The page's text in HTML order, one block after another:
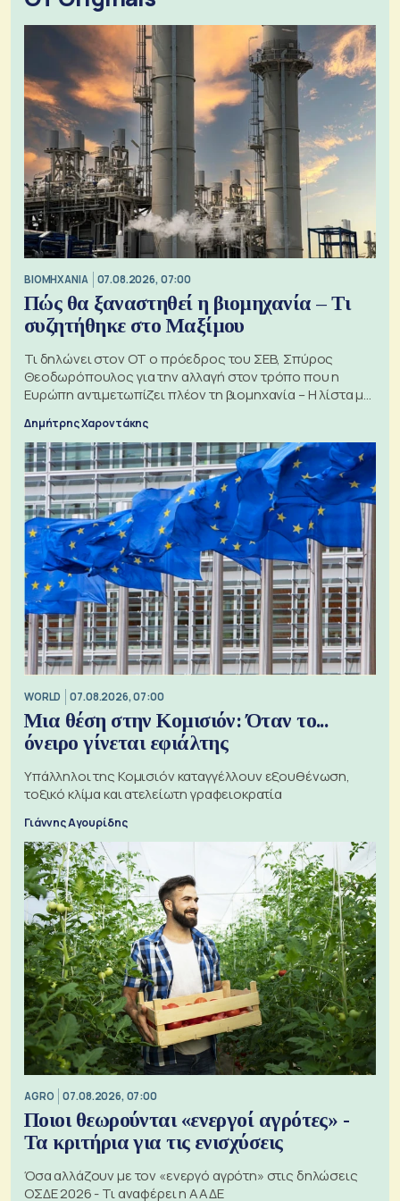
ΒΙΟΜΗΧΑΝΙΑ 07.08.2026, 07:00
Πώς θα ξαναστηθεί η βιομηχανία – Τι
συζητήθηκε στο Μαξίμου
Τι δηλώνει στον ΟΤ ο πρόεδρος του ΣΕΒ, Σπύρος
Θεοδωρόπουλος για την αλλαγή στον τρόπο που η
Ευρώπη αντιμετωπίζει πλέον τη βιομηχανία – Η λίστα με
Δημήτρης Χαροντάκης
WORLD 07.08.2026, 07:00
Μια θέση στην Κομισιόν: Όταν το...
όνειρο γίνεται εφιάλτης
Υπάλληλοι της Κομισιόν καταγγέλλουν εξουθένωση,
τοξικό κλίμα και ατελείωτη γραφειοκρατία
Γιάννης Αγουρίδης
AGRO 07.08.2026, 07:00
Ποιοι θεωρούνται «ενεργοί αγρότες» -
Τα κριτήρια για τις ενισχύσεις
Όσα αλλάζουν με τον «ενεργό αγρότη» στις δηλώσεις
ΟΣΔΕ 2026 - Τι αναφέρει η ΑΑΔΕ